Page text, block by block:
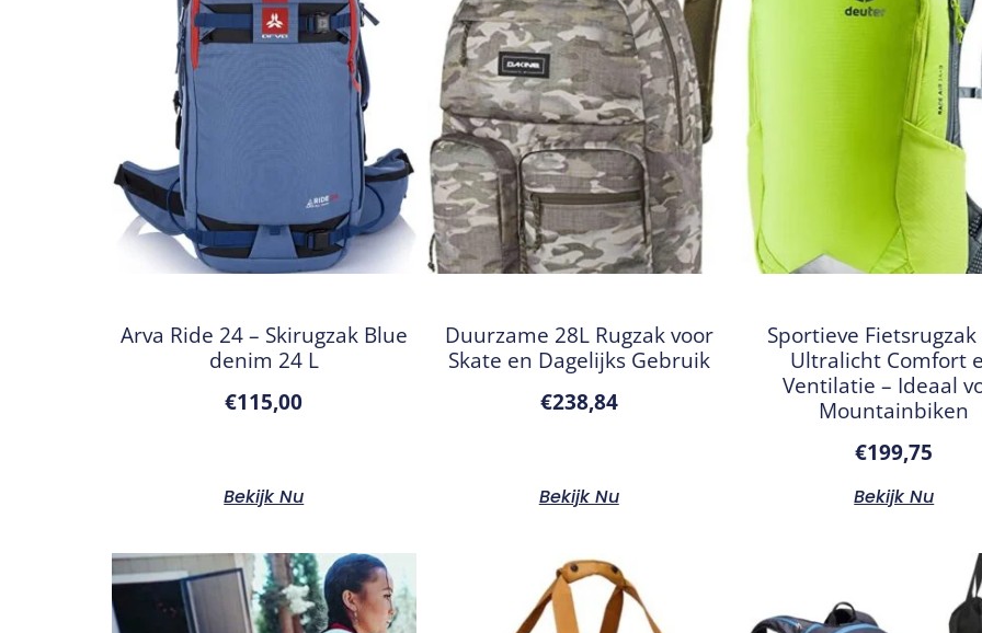
Arva Ride 24 – Skirugzak Blue
denim 24 L
€115,00
Bekijk Nu
Duurzame 28L Rugzak voor
Skate en Dagelijks Gebruik
€238,84
Bekijk Nu
Sportieve
Ultralicht Comfort
Ventilatie – Ideaal
Mountainbiken
€199,75
Bekijk Nu